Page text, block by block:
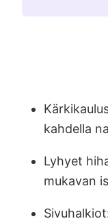
kahdella
Lyhyet
mukavan